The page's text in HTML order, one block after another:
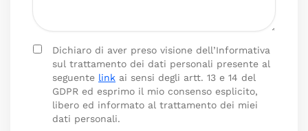
Dichiaro di aver preso visione dell’Informativa
sul trattamento dei dati personali presente al
seguente link ai sensi degli artt. 13 e 14 del
GDPR ed esprimo il mio consenso esplicito,
libero ed informato al trattamento dei miei
dati personali.